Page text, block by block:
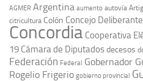
AGMER Argentina aumento autovía
citricultura Colón Concejo Deliberante
Concordia Cooperativa
19 Cámara de Diputadosdecesos
Federación Federal Gobernador
Rogelio Frigerio gobierno provincial